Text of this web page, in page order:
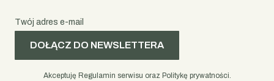
Twój adres e-mail
DOŁĄCZ DO NEWSLETTERA
Akceptuję Regulamin serwisu oraz Politykę prywatności.